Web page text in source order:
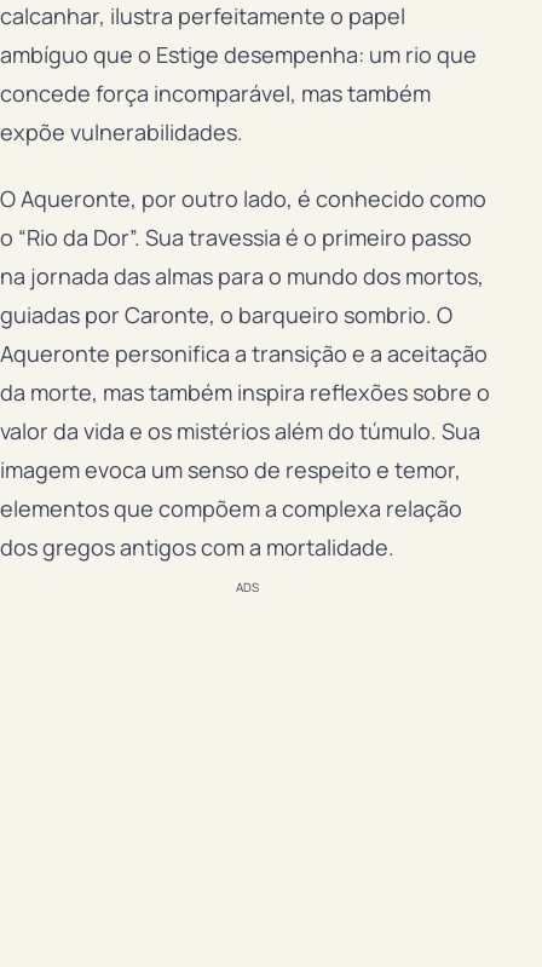
calcanhar, ilustra perfeitamente o papel
ambíguo que o Estige desempenha: um rio que
concede força incomparável, mas também
expõe vulnerabilidades.
O Aqueronte, por outro lado, é conhecido como
o “Rio da Dor”. Sua travessia é o primeiro passo
na jornada das almas para o mundo dos mortos,
guiadas por Caronte, o barqueiro sombrio. O
Aqueronte personifica a transição e a aceitação
da morte, mas também inspira reflexões sobre o
valor da vida e os mistérios além do túmulo. Sua
imagem evoca um senso de respeito e temor,
elementos que compõem a complexa relação
dos gregos antigos com a mortalidade.
ADS